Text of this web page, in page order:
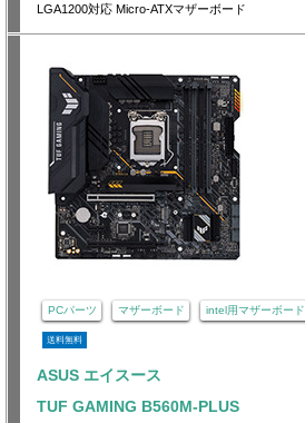
LGA1200対応 Micro-ATXマザーボード
PCパーツ マザーボード intel用マザーボード
送料無料
ASUS エイスース
TUF GAMING B560M-PLUS